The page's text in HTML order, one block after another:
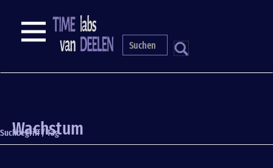
S
NAVIGATION
Wachstum
Suchbegriff / Tag